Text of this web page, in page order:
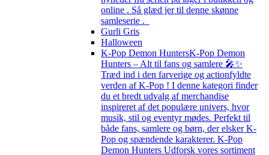
online . Så glæd jer til denne skønne
samleserie .
Gurli Gris
Halloween
K-Pop Demon HuntersK-Pop Demon
Hunters – Alt til fans og samlere 🎤✨
Træd ind i den farverige og actionfyldte
verden af K-Pop ! I denne kategori finder
du et bredt udvalg af merchandise
inspireret af det populære univers, hvor
musik, stil og eventyr mødes. Perfekt til
både fans, samlere og børn, der elsker K-
Pop og spændende karakterer. K-Pop
Demon Hunters Udforsk vores sortiment